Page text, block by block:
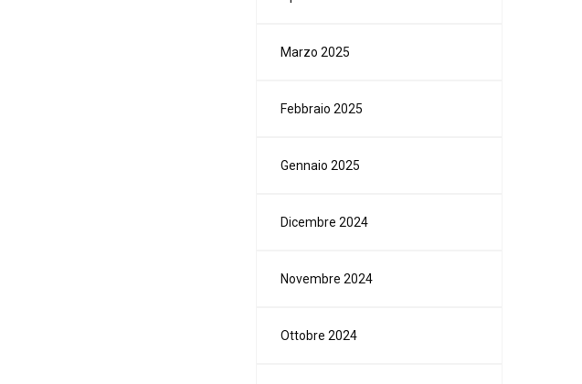
Marzo 2025
Febbraio 2025
Gennaio 2025
Dicembre 2024
Novembre 2024
Ottobre 2024